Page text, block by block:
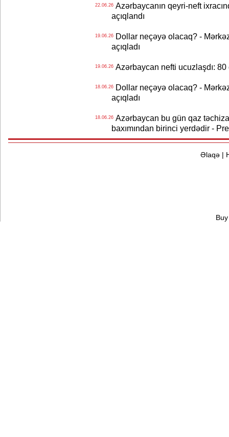
22.06.26Azərbaycanın qeyri-neft
açıqlandı
19.06.26Dollar neçəyə olacaq? -
açıqladı
19.06.26Azərbaycan nefti ucuzlaşdı: 80
18.06.26Dollar neçəyə olacaq? -
açıqladı
18.06.26Azərbaycan bu gün qaz
baxımından birinci yerdədir -
Əlaqə|